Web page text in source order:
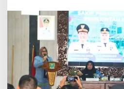
a
r
a
E
n
i
m
G
e